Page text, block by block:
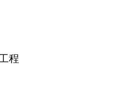
程